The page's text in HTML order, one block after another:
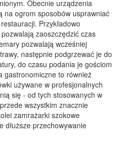
Obecnie urządzenia
na ogrom sposobów usprawniać
Przykładowo
zaoszczędzić czas
pozwalają wcześniej
następnie podgrzewać je do
do czasu podania je gościom
gastronomiczne to również
używane w profesjonalnych
się - od tych stosowanych w
wszystkim znacznie
zamrażarki szokowe
dłuższe przechowywanie